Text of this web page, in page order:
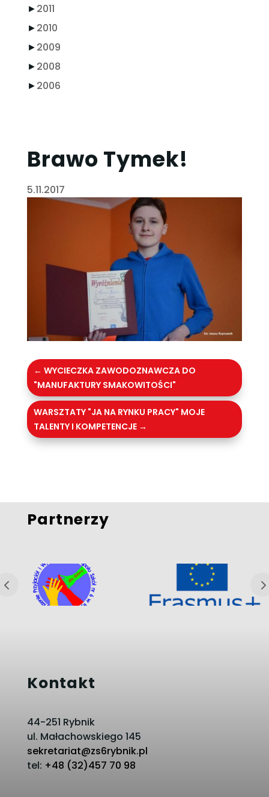
►2011
►2010
►2009
►2008
►2006
Brawo Tymek!
5.11.2017
← WYCIECZKA ZAWODOZNAWCZA DO
"MANUFAKTURY SMAKOWITOŚCI"
WARSZTATY "JA NA RYNKU PRACY" MOJE
TALENTY I KOMPETENCJE→
Partnerzy
Kontakt
44-251 Rybnik
ul. Małachowskiego 145
sekretariat@zs6rybnik.pl
tel: +48 (32)457 70 98